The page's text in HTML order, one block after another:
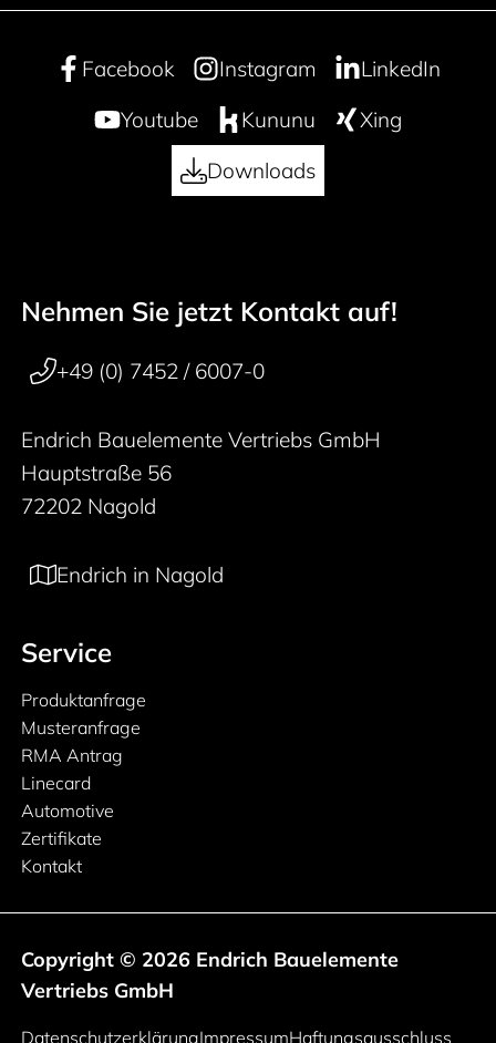
Facebook Instagram
LinkedIn
Youtube
Kununu
Xing
Downloads
50 years
Footer navigation
Nehmen Sie jetzt Kontakt auf!
+49 (0) 7452 / 6007-0
Endrich Bauelemente Vertriebs GmbH
Hauptstraße 56
72202 Nagold
Endrich in Nagold
Service
Produktanfrage
Musteranfrage
RMA Antrag
Linecard
Automotive
Zertifikate
Kontakt
Copyright © 2026 Endrich Bauelemente
Vertriebs GmbH
Rechtliche Informationen
DatenschutzerklärungImpressumHaftungsausschluss